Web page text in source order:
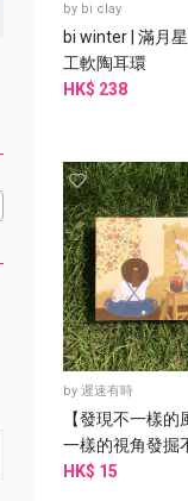
by bi clay
bi winter | 滿月
工軟陶耳環
HK$ 238
by 遲速有時
【發現不一樣的
一樣的視角發掘
態，定義不一樣
HK$ 15